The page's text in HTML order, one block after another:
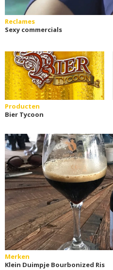
Reclames
Sexy commercials
Producten
Bier Tycoon
Merken
Klein Duimpje Bourbonized Ris